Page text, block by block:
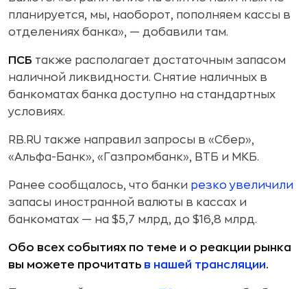
планируется, мы, наоборот, пополняем кассы в
отделениях банка», — добавили там.
ПСБ также располагает достаточным запасом
наличной ликвидности. Снятие наличных в
банкоматах банка доступно на стандартных
условиях.
RB.RU также направил запросы в «Сбер»,
«Альфа-Банк», «Газпромбанк», ВТБ и МКБ.
Ранее сообщалось, что банки резко увеличили
запасы иностранной валюты в кассах и
банкоматах — на $5,7 млрд, до $16,8 млрд.
Обо всех событиях по теме и о реакции рынка
вы можете прочитать в нашей трансляции.